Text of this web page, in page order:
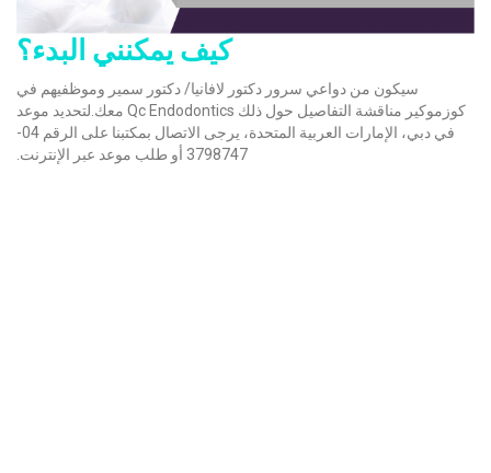
كيف يمكنني البدء؟
سيكون من دواعي سرور دكتور لافانيا/ دكتور سمير وموظفيهم في
كوزموكير مناقشة التفاصيل حول ذلك Qc Endodontics معك.لتحديد موعد
في دبي، الإمارات العربية المتحدة، يرجى الاتصال بمكتبنا على الرقم 04-
3798747 أو طلب موعد عبر الإنترنت.